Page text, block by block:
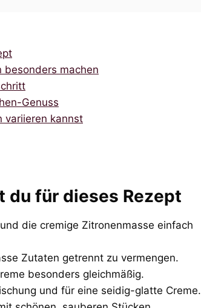
besonders machen
Genuss
variieren kannst
du für dieses Rezept
die cremige Zitronenmasse einfach
Zutaten getrennt zu vermengen.
besonders gleichmäßig.
und für eine seidig-glatte Creme.